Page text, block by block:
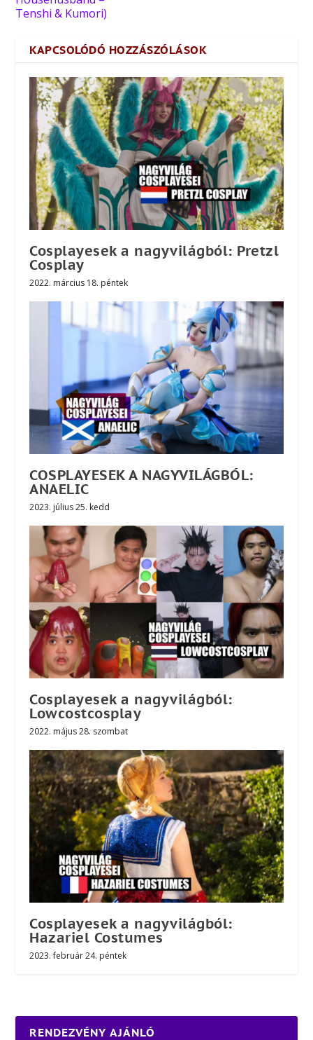
Tenshi & Kumori)
KAPCSOLÓDÓ HOZZÁSZÓLÁSOK
Cosplayesek a nagyvilágból: Pretzl
Cosplay
2022. március 18. péntek
COSPLAYESEK A NAGYVILÁGBÓL:
ANAELIC
2023. július 25. kedd
Cosplayesek a nagyvilágból:
Lowcostcosplay
2022. május 28. szombat
Cosplayesek a nagyvilágból:
Hazariel Costumes
2023. február 24. péntek
RENDEZVÉNY AJÁNLÓ